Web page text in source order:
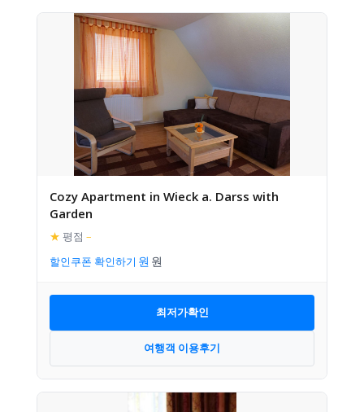
Cozy Apartment in Wieck a. Darss with
Garden
★ 평점 –
할인쿠폰 확인하기
최저가확인
여행객 이용후기